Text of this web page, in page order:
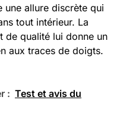
une allure discrète qui
tout intérieur. La
de qualité lui donne un
aux traces de doigts.
: Test et avis du